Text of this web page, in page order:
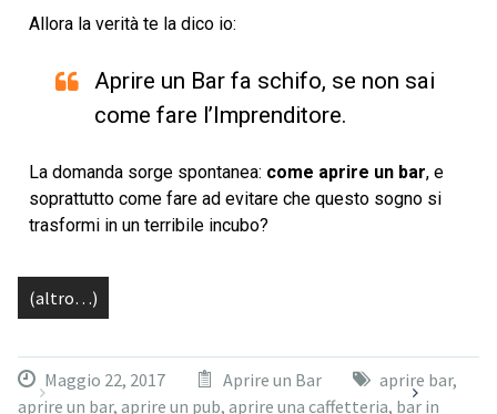
Allora la verità te la dico io:
Aprire un Bar fa schifo, se non sai
come fare l’Imprenditore.
La domanda sorge spontanea: come aprire un bar, e
soprattutto come fare ad evitare che questo sogno si
trasformi in un terribile incubo?
(altro…)
Maggio 22, 2017 Aprire un Bar aprire bar,
aprire un bar, aprire un pub, aprire una caffetteria, bar in